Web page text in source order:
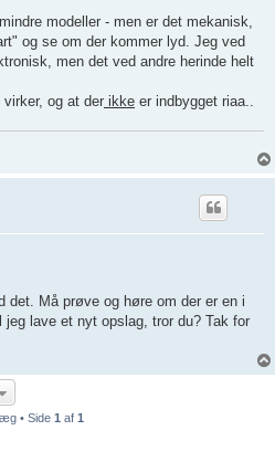
modeller - men er det mekanisk,
og se om der kommer lyd. Jeg ved
men det ved andre herinde helt
og at der ikke er indbygget riaa..
Må prøve og høre om der er en i
lave et nyt opslag, tror du? Tak for
• Side 1 af 1